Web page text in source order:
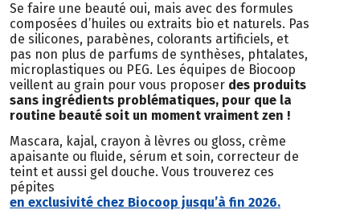
Se faire une beauté oui, mais avec des formules
composées d’huiles ou extraits bio et naturels. Pas
de silicones, parabènes, colorants artificiels, et
pas non plus de parfums de synthèses, phtalates,
microplastiques ou PEG. Les équipes de Biocoop
veillent au grain pour vous proposer des produits
sans ingrédients problématiques, pour que la
routine beauté soit un moment vraiment zen !
Mascara, kajal, crayon à lèvres ou gloss, crème
apaisante ou fluide, sérum et soin, correcteur de
teint et aussi gel douche. Vous trouverez ces
pépites
en exclusivité chez Biocoop jusqu’à fin 2026.